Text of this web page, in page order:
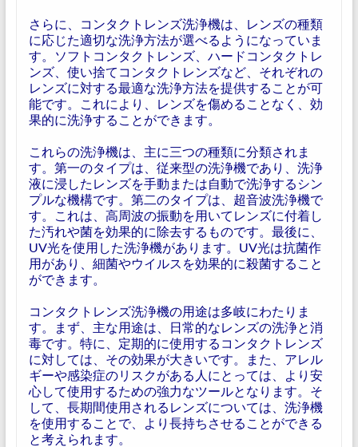
さらに、コンタクトレンズ洗浄機は、レンズの種類
に応じた適切な洗浄方法が選べるようになっていま
す。ソフトコンタクトレンズ、ハードコンタクトレ
ンズ、使い捨てコンタクトレンズなど、それぞれの
レンズに対する最適な洗浄方法を提供することが可
能です。これにより、レンズを傷めることなく、効
果的に洗浄することができます。
これらの洗浄機は、主に三つの種類に分類されま
す。第一のタイプは、従来型の洗浄機であり、洗浄
液に浸したレンズを手動または自動で洗浄するシン
プルな機構です。第二のタイプは、超音波洗浄機で
す。これは、高周波の振動を用いてレンズに付着し
た汚れや菌を効果的に除去するものです。最後に、
UV光を使用した洗浄機があります。UV光は抗菌作
用があり、細菌やウイルスを効果的に殺菌すること
ができます。
コンタクトレンズ洗浄機の用途は多岐にわたりま
す。まず、主な用途は、日常的なレンズの洗浄と消
毒です。特に、定期的に使用するコンタクトレンズ
に対しては、その効果が大きいです。また、アレル
ギーや感染症のリスクがある人にとっては、より安
心して使用するための強力なツールとなります。そ
して、長期間使用されるレンズについては、洗浄機
を使用することで、より長持ちさせることができる
と考えられます。